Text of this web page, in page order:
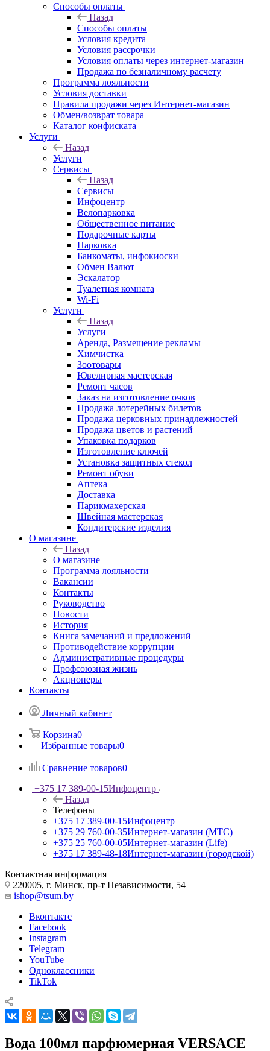
Способы оплаты
Назад
Способы оплаты
Условия кредита
Условия рассрочки
Условия оплаты через интернет-магазин
Продажа по безналичному расчету
Программа лояльности
Условия доставки
Правила продажи через Интернет-магазин
Обмен/возврат товара
Каталог конфиската
Услуги
Назад
Услуги
Сервисы
Назад
Сервисы
Инфоцентр
Велопарковка
Общественное питание
Подарочные карты
Парковка
Банкоматы, инфокиоски
Обмен Валют
Эскалатор
Туалетная комната
Wi-Fi
Услуги
Назад
Услуги
Аренда, Размещение рекламы
Химчистка
Зоотовары
Ювелирная мастерская
Ремонт часов
Заказ на изготовление очков
Продажа лотерейных билетов
Продажа церковных принадлежностей
Продажа цветов и растений
Упаковка подарков
Изготовление ключей
Установка защитных стекол
Ремонт обуви
Аптека
Доставка
Парикмахерская
Швейная мастерская
Кондитерские изделия
О магазине
Назад
О магазине
Программа лояльности
Вакансии
Контакты
Руководство
Новости
История
Книга замечаний и предложений
Противодействие коррупции
Административные процедуры
Профсоюзная жизнь
Акционеры
Контакты
Личный кабинет
Корзина0
Избранные товары0
Сравнение товаров0
+375 17 389-00-15Инфоцентр
Назад
Телефоны
+375 17 389-00-15Инфоцентр
+375 29 760-00-35Интернет-магазин (МТС)
+375 25 760-00-05Интернет-магазин (Life)
+375 17 389-48-18Интернет-магазин (городской)
Контактная информация
220005, г. Минск, пр-т Независимости, 54
ishop@tsum.by
Вконтакте
Facebook
Instagram
Telegram
YouTube
Одноклассники
TikTok
Вода 100мл парфюмерная VERSACE